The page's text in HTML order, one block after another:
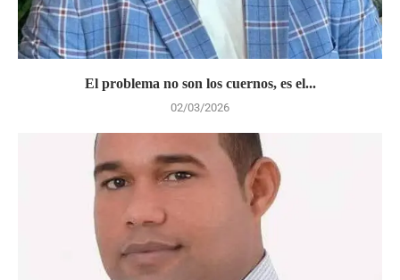
El problema no son los cuernos, es el...
02/03/2026